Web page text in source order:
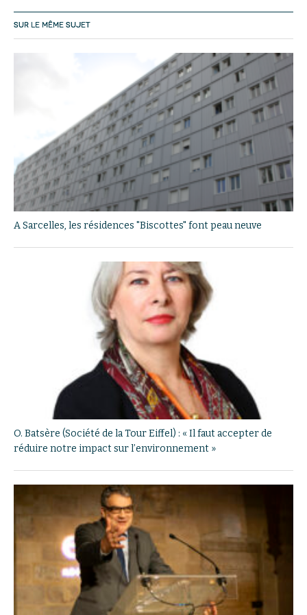
SUR LE MÊME SUJET
A Sarcelles, les résidences "Biscottes" font peau neuve
O. Batsère (Société de la Tour Eiffel) : « Il faut accepter de
réduire notre impact sur l’environnement »